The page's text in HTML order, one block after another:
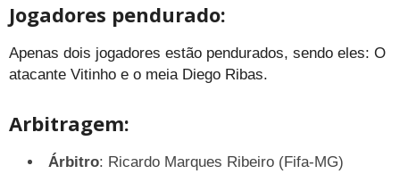
Jogadores pendurado:
Apenas dois jogadores estão pendurados, sendo eles: O
atacante Vitinho e o meia Diego Ribas.
Arbitragem:
Árbitro: Ricardo Marques Ribeiro (Fifa-MG)